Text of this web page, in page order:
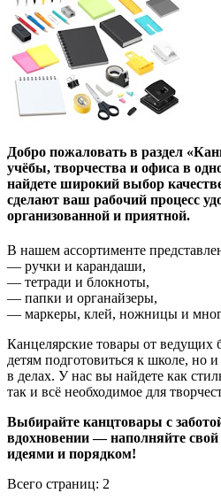
Добро пожаловать в раздел
учёбы, творчества и офиса в
найдете широкий выбор
сделают ваш рабочий процесс
организованной и приятной.
В нашем ассортименте
— ручки и карандаши,
— тетради и блокноты,
— папки и органайзеры,
— маркеры, клей, ножницы и
Канцелярские товары от ведущих
детям подготовиться к школе, но
в делах. У нас вы найдете как
так и всё необходимое для
Выбирайте канцтовары с
вдохновении — наполняйте
идеями и порядком!
Всего страниц: 2